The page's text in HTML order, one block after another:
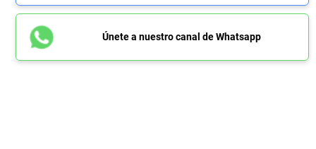
Únete a nuestro canal de Whatsapp